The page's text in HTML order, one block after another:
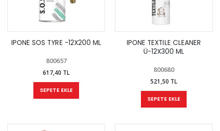
IPONE SOS TYRE -12X200 ML
800657
617,40 TL
SEPETE EKLE
IPONE TEXTILE CLEANER
Ü-12X300 ML
800680
521,50 TL
SEPETE EKLE